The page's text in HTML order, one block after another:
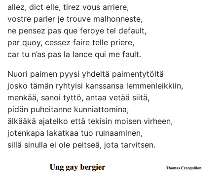
allez, dict elle, tirez vous arriere,
vostre parler je trouve malhonneste,
ne pensez pas que feroye tel default,
par quoy, cessez faire telle priere,
car tu n’as pas la lance qui me fault.
Nuori paimen pyysi yhdeltä paimentytöltä
josko tämän ryhtyisi kanssansa lemmenleikkiin,
menkää, sanoi tyttö, antaa vetää siitä,
pidän puheitanne kunniattomina,
älkääkä ajatelko että tekisin moisen virheen,
jotenkapa lakatkaa tuo ruinaaminen,
sillä sinulla ei ole peitseä, jota tarvitsen.